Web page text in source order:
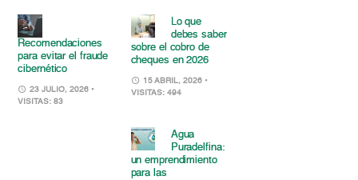
Recomendaciones
para evitar el fraude
cibernético
23 JULIO, 2026 •
VISITAS: 83
Lo que
debes saber
sobre el cobro de
cheques en 2026
15 ABRIL, 2026 •
VISITAS: 494
Agua
Puradelfina:
un emprendimiento
para las